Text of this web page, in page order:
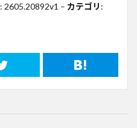
: 2605.20892v1 – カテゴリ :